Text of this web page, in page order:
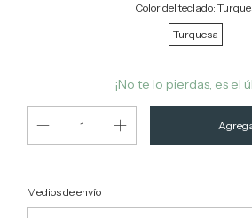
Color del teclado:
Turquesa
¡No te lo pierdas, es el
Entregas para el CP:
Medios de envío